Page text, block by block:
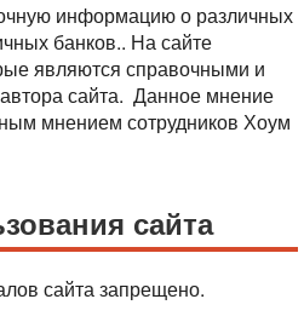
информацию о различных
банков.. На сайте
являются справочными и
сайта. Данное мнение
мнением сотрудников Хоум
сайта
сайта запрещено.